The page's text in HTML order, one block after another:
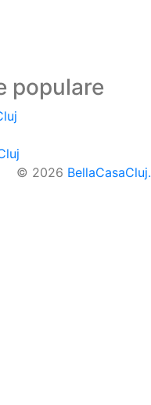
populare
© 2026 BellaCasaCluj.